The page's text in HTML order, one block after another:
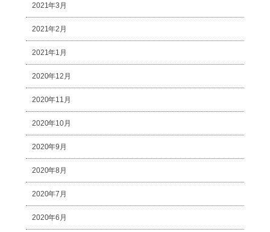
2021年3月
2021年2月
2021年1月
2020年12月
2020年11月
2020年10月
2020年9月
2020年8月
2020年7月
2020年6月